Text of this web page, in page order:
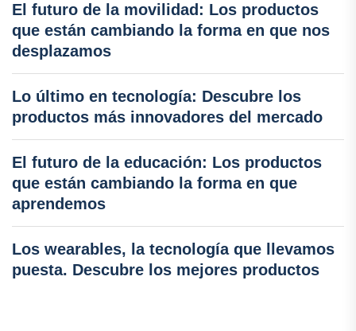
El futuro de la movilidad: Los productos
que están cambiando la forma en que nos
desplazamos
Lo último en tecnología: Descubre los
productos más innovadores del mercado
El futuro de la educación: Los productos
que están cambiando la forma en que
aprendemos
Los wearables, la tecnología que llevamos
puesta. Descubre los mejores productos